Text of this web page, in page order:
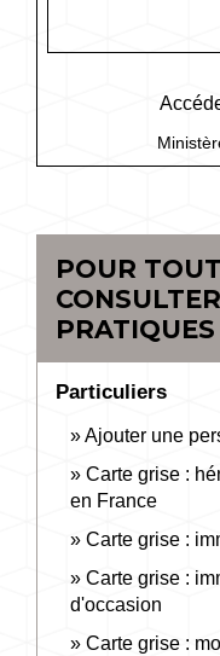
POUR
PRATIQUES
Particuliers
Ajouter une
Carte grise :
en France
Carte grise :
Carte grise :
d'occasion
Carte grise :